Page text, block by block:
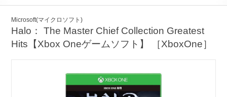
Microsoft(マイクロソフト)
Halo： The Master Chief Collection Greatest
Hits【Xbox Oneゲームソフト】 ［XboxOne］